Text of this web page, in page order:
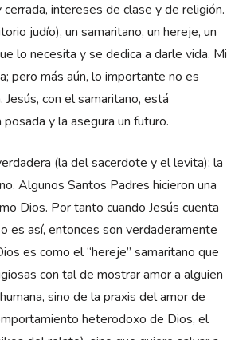
intereses de clase y de religión.
judío), un samaritano, un hereje, un
lo necesita y se dedica a darle vida. Mi
pero más aún, lo importante no es
con el samaritano, está
y la asegura un futuro.
(la del sacerdote y el levita); la
Algunos Santos Padres hicieron una
Dios. Por tanto cuando Jesús cuenta
es así, entonces son verdaderamente
es como el “hereje” samaritano que
con tal de mostrar amor a alguien
sino de la praxis del amor de
heterodoxo de Dios, el